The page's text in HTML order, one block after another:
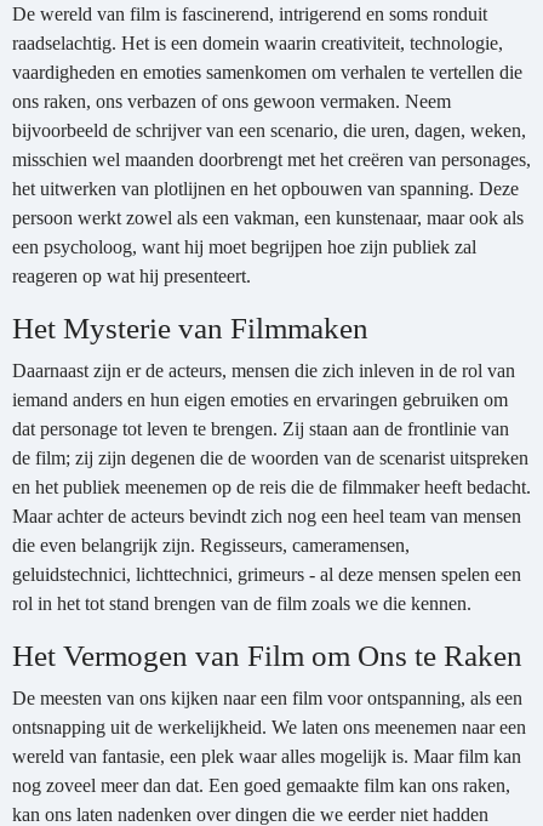
De wereld van film is fascinerend, intrigerend en soms ronduit
raadselachtig. Het is een domein waarin creativiteit, technologie,
vaardigheden en emoties samenkomen om verhalen te vertellen die
ons raken, ons verbazen of ons gewoon vermaken. Neem
bijvoorbeeld de schrijver van een scenario, die uren, dagen, weken,
misschien wel maanden doorbrengt met het creëren van personages,
het uitwerken van plotlijnen en het opbouwen van spanning. Deze
persoon werkt zowel als een vakman, een kunstenaar, maar ook als
een psycholoog, want hij moet begrijpen hoe zijn publiek zal
reageren op wat hij presenteert.
Het Mysterie van Filmmaken
Daarnaast zijn er de acteurs, mensen die zich inleven in de rol van
iemand anders en hun eigen emoties en ervaringen gebruiken om
dat personage tot leven te brengen. Zij staan aan de frontlinie van
de film; zij zijn degenen die de woorden van de scenarist uitspreken
en het publiek meenemen op de reis die de filmmaker heeft bedacht.
Maar achter de acteurs bevindt zich nog een heel team van mensen
die even belangrijk zijn. Regisseurs, cameramensen,
geluidstechnici, lichttechnici, grimeurs - al deze mensen spelen een
rol in het tot stand brengen van de film zoals we die kennen.
Het Vermogen van Film om Ons te Raken
De meesten van ons kijken naar een film voor ontspanning, als een
ontsnapping uit de werkelijkheid. We laten ons meenemen naar een
wereld van fantasie, een plek waar alles mogelijk is. Maar film kan
nog zoveel meer dan dat. Een goed gemaakte film kan ons raken,
kan ons laten nadenken over dingen die we eerder niet hadden